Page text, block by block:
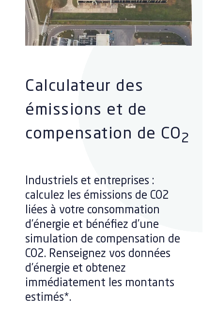
Calculateur des
émissions et de
compensation de CO2
Industriels et entreprises :
calculez les émissions de CO2
liées à votre consommation
d’énergie et bénéfiez d’une
simulation de compensation de
CO2. Renseignez vos données
d’énergie et obtenez
immédiatement les montants
estimés*.